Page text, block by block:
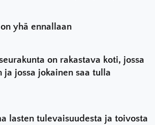
yhä ennallaan
on rakastava koti, jossa
jossa jokainen saa tulla
lasten tulevaisuudesta ja toivosta